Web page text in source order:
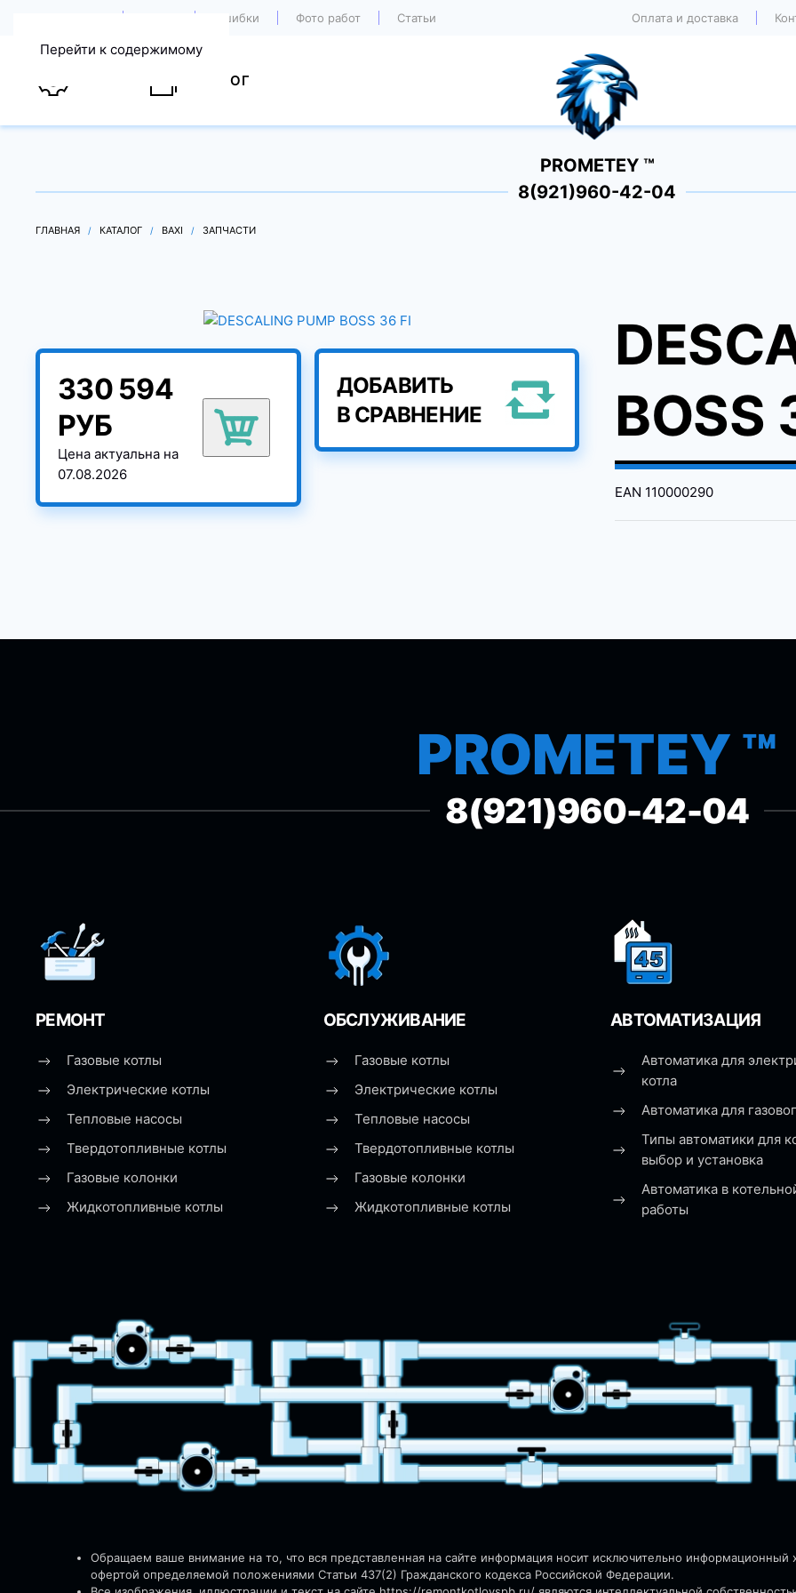
Перейти к содержимому
Ошибки Фото работ Статьи Оплата и доставка
КАТАЛОГ
PROMETEY ™
8(921)960-42-04
ГЛАВНАЯ КАТАЛОГ BAXI ЗАПЧАСТИ
330 594
РУБ
Цена актуальна на
07.08.2026
ДОБАВИТЬ
В СРАВНЕНИЕ
BOSS
EAN 110000290
PROMETEY ™
8(921)960-42-04
РЕМОНТ
Газовые котлы
Электрические котлы
Тепловые насосы
Твердотопливные котлы
Газовые колонки
Жидкотопливные котлы
ОБСЛУЖИВАНИЕ
Газовые котлы
Электрические котлы
Тепловые насосы
Твердотопливные котлы
Газовые колонки
Жидкотопливные котлы
АВТОМАТИЗАЦИЯ
Автоматика для
котла
Автоматика для
Типы автоматики для
выбор и установка
Автоматика в
работы
Обращаем ваше внимание на то, что вся представленная на сайте информация носит исключительно информационный
офертой определяемой положениями Статьи 437(2) Гражданского кодекса Российской Федерации.